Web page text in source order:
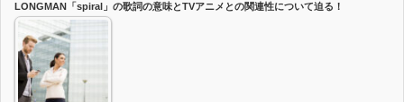
LONGMAN「spiral」の歌詞の意味とTVアニメとの関連性について迫る！